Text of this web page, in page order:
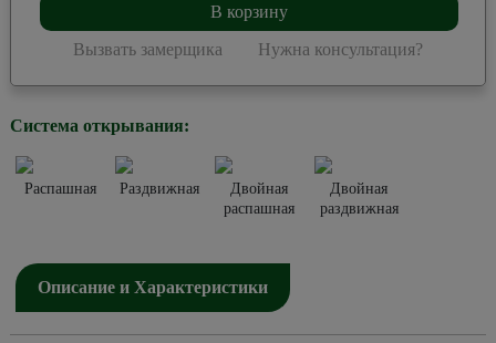
В корзину
Вызвать замерщика Нужна консультация?
Система открывания:
Распашная Раздвижная
Двойная
распашная
Двойная
раздвижная
Описание и Характеристики